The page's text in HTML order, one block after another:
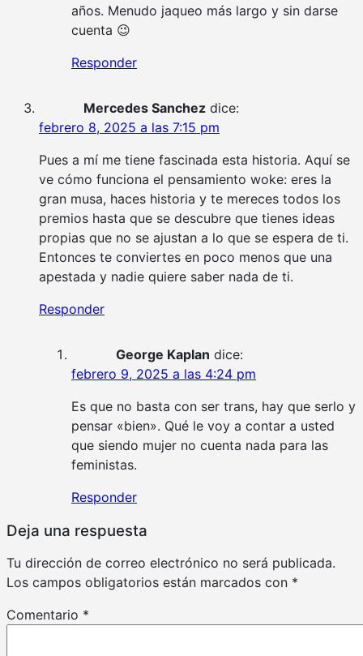
años. Menudo jaqueo más largo y sin darse
cuenta 😉
Responder
Mercedes Sanchez dice:
febrero 8, 2025 a las 7:15 pm
Pues a mí me tiene fascinada esta historia. Aquí se
ve cómo funciona el pensamiento woke: eres la
gran musa, haces historia y te mereces todos los
premios hasta que se descubre que tienes ideas
propias que no se ajustan a lo que se espera de ti.
Entonces te conviertes en poco menos que una
apestada y nadie quiere saber nada de ti.
Responder
George Kaplan dice:
febrero 9, 2025 a las 4:24 pm
Es que no basta con ser trans, hay que serlo y
pensar «bien». Qué le voy a contar a usted
que siendo mujer no cuenta nada para las
feministas.
Responder
Deja una respuesta
Tu dirección de correo electrónico no será publicada.
Los campos obligatorios están marcados con *
Comentario *